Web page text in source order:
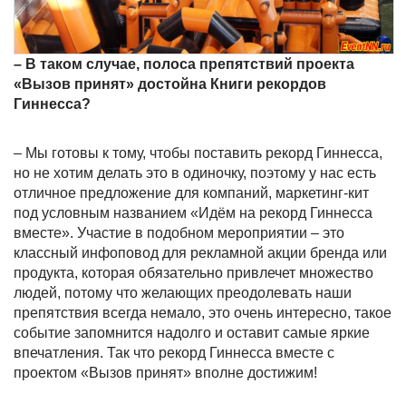
– В таком случае, полоса препятствий проекта
«Вызов принят» достойна Книги рекордов
Гиннесса?
– Мы готовы к тому, чтобы поставить рекорд Гиннесса,
но не хотим делать это в одиночку, поэтому у нас есть
отличное предложение для компаний, маркетинг-кит
под условным названием «Идём на рекорд Гиннесса
вместе». Участие в подобном мероприятии – это
классный инфоповод для рекламной акции бренда или
продукта, которая обязательно привлечет множество
людей, потому что желающих преодолевать наши
препятствия всегда немало, это очень интересно, такое
событие запомнится надолго и оставит самые яркие
впечатления. Так что рекорд Гиннесса вместе с
проектом «Вызов принят» вполне достижим!